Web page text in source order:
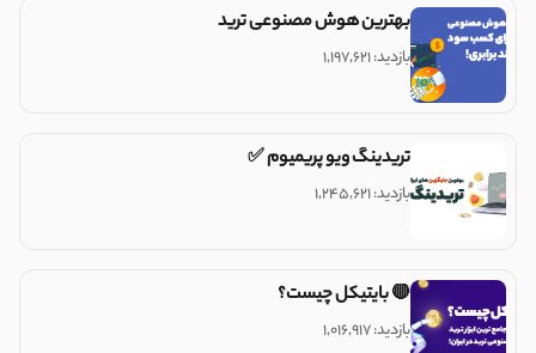
بهترین هوش مصنوعی ترید
بازدید: ۱,۱۹۷,۶۲۱
تریدینگ ویو پریمیوم ✅
بازدید: ۱,۲۴۵,۶۲۱
🔴 بایتیکل چیست؟
بازدید: ۱,۰۱۶,۹۱۷